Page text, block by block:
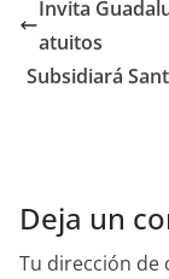
b
o
Invita
atuitos
Subsidiará
Deja un
Tu dirección de